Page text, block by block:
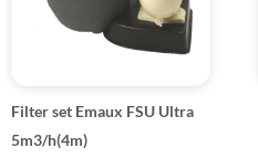
Filter set Emaux FSU Ultra
5m3/h(4m)